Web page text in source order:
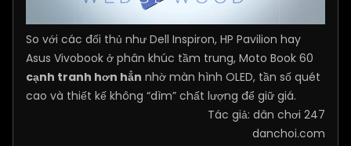
So với các đối thủ như Dell Inspiron, HP Pavilion hay
Asus Vivobook ở phân khúc tầm trung, Moto Book 60
cạnh tranh hơn hẳn nhờ màn hình OLED, tần số quét
cao và thiết kế không “dìm” chất lượng để giữ giá.
Tác giả: dân chơi 247
danchoi.com